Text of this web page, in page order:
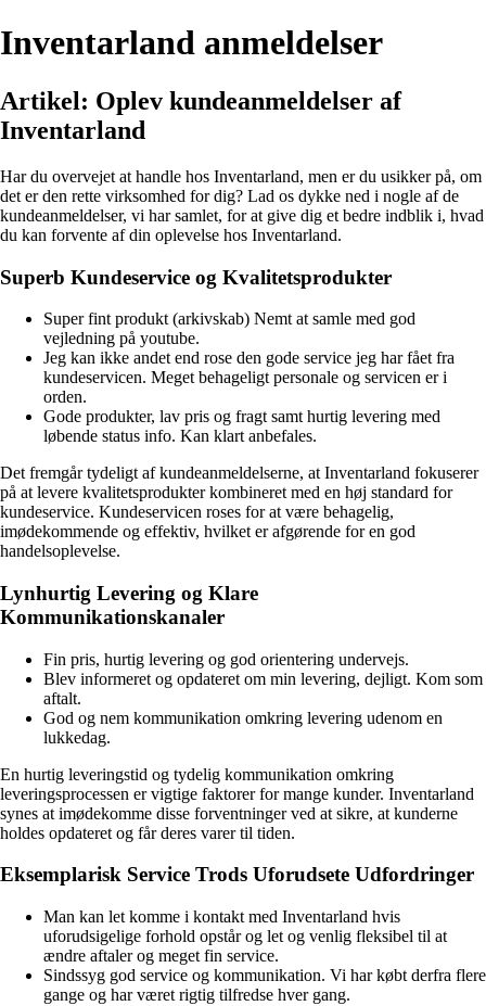
Inventarland anmeldelser
Artikel: Oplev kundeanmeldelser af
Inventarland
Har du overvejet at handle hos Inventarland, men er du usikker på, om
det er den rette virksomhed for dig? Lad os dykke ned i nogle af de
kundeanmeldelser, vi har samlet, for at give dig et bedre indblik i, hvad
du kan forvente af din oplevelse hos Inventarland.
Superb Kundeservice og Kvalitetsprodukter
Super fint produkt (arkivskab) Nemt at samle med god
vejledning på youtube.
Jeg kan ikke andet end rose den gode service jeg har fået fra
kundeservicen. Meget behageligt personale og servicen er i
orden.
Gode produkter, lav pris og fragt samt hurtig levering med
løbende status info. Kan klart anbefales.
Det fremgår tydeligt af kundeanmeldelserne, at Inventarland fokuserer
på at levere kvalitetsprodukter kombineret med en høj standard for
kundeservice. Kundeservicen roses for at være behagelig,
imødekommende og effektiv, hvilket er afgørende for en god
handelsoplevelse.
Lynhurtig Levering og Klare
Kommunikationskanaler
Fin pris, hurtig levering og god orientering undervejs.
Blev informeret og opdateret om min levering, dejligt. Kom som
aftalt.
God og nem kommunikation omkring levering udenom en
lukkedag.
En hurtig leveringstid og tydelig kommunikation omkring
leveringsprocessen er vigtige faktorer for mange kunder. Inventarland
synes at imødekomme disse forventninger ved at sikre, at kunderne
holdes opdateret og får deres varer til tiden.
Eksemplarisk Service Trods Uforudsete Udfordringer
Man kan let komme i kontakt med Inventarland hvis
uforudsigelige forhold opstår og let og venlig fleksibel til at
ændre aftaler og meget fin service.
Sindssyg god service og kommunikation. Vi har købt derfra flere
gange og har været rigtig tilfredse hver gang.